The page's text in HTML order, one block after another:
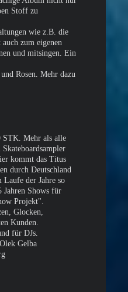
Stoff zu
wie z.B. die
zum eigenen
und mitsingen. Ein
Rosen. Mehr dazu
STK. Mehr als alle
kommt das Titus
durch Deutschland
der Jahre so
Jahren Shows für
Projekt".
Glocken,
Kunden.
für DJs.
Gelba